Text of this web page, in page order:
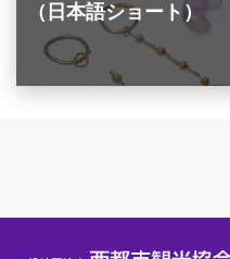
（日本語ショート）